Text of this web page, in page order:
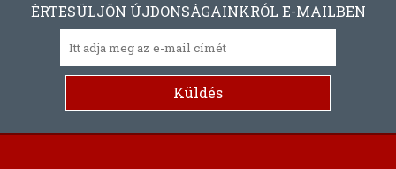
ÉRTESÜLJÖN ÚJDONSÁGAINKRÓL E-MAILBEN